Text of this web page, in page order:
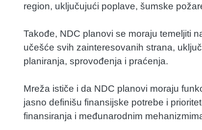
region, uključujući poplave, šumske
Takođe, NDC planovi se moraju temeljiti
učešće svih zainteresovanih strana,
planiranja, sprovođenja i praćenja.
Mreža ističe i da NDC planovi moraju
jasno definišu finansijske potrebe i
finansiranja i međunarodnim